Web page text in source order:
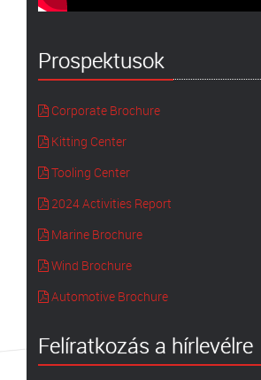
Prospektusok
Corporate Brochure
Kitting Center
Tooling Center
2024 Activities Report
Marine Brochure
Wind Brochure
Automotive Brochure
Felíratkozás a hírlevélre